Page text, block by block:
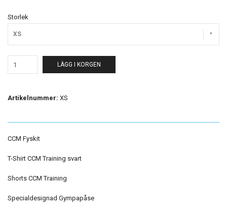
Storlek
XS
LÄGG I KORGEN
Artikelnummer: XS
CCM Fyskit
T-Shirt CCM Training svart
Shorts CCM Training
Specialdesignad Gympapåse